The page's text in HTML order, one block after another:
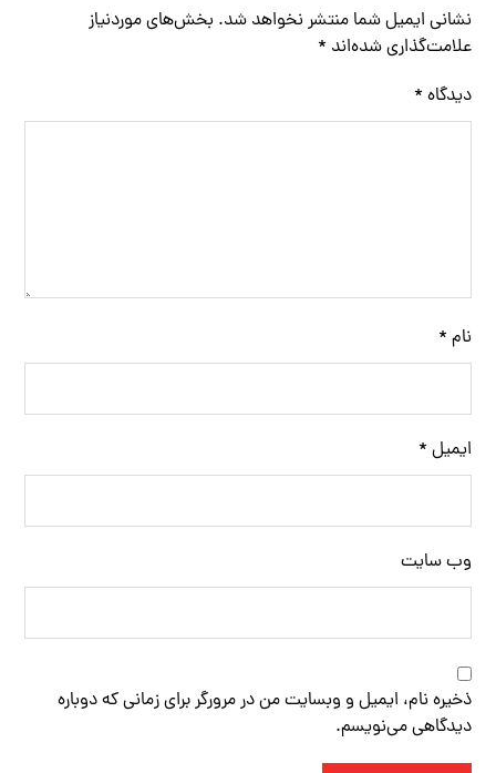
نشانی ایمیل شما منتشر نخواهد شد. بخش‌های موردنیاز
علامت‌گذاری شده‌اند *
دیدگاه *
نام *
ایمیل *
وب‌ سایت
ذخیره نام، ایمیل و وبسایت من در مرورگر برای زمانی که دوباره
دیدگاهی می‌نویسم.